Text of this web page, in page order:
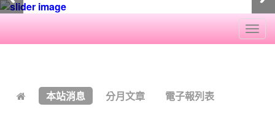
本站消息 分月文章 電子報列表